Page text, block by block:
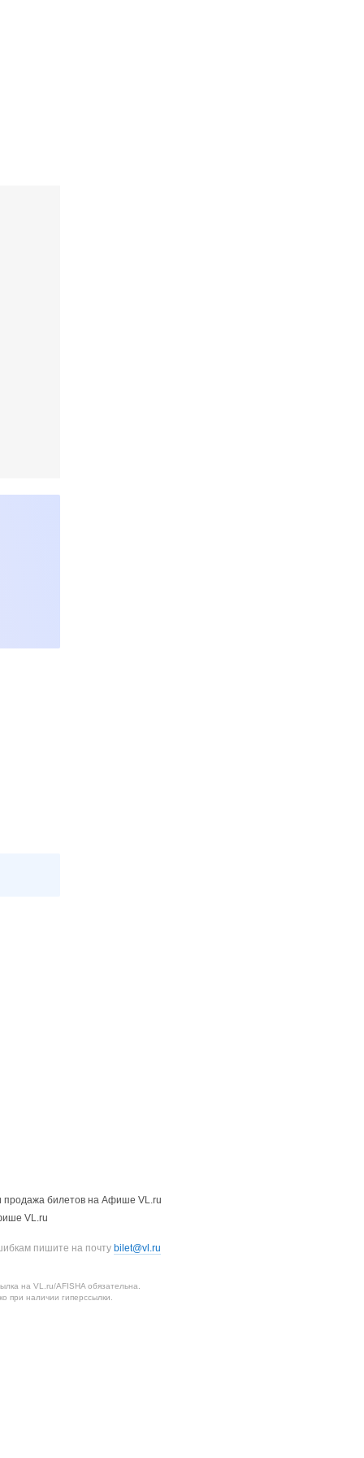
продажа билетов на Афише VL.ru
VL.ru
пишите на почту bilet@vl.ru
на VL.ru/AFISHA обязательна.
при наличии гиперссылки.